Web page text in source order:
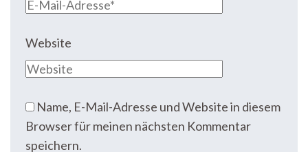
Website
Name, E-Mail-Adresse und Website in diesem
Browser für meinen nächsten Kommentar
speichern.